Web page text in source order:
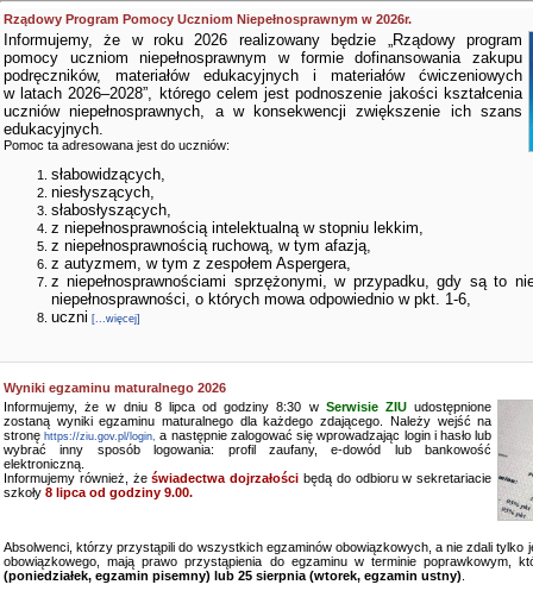
Rządowy Program Pomocy Uczniom Niepełnosprawnym w 2026r.
Informujemy, że w roku 2026 realizowany będzie „Rządowy program
pomocy uczniom niepełnosprawnym w formie dofinansowania zakupu
podręczników, materiałów edukacyjnych i materiałów ćwiczeniowych
w latach 2026–2028”, którego celem jest podnoszenie jakości kształcenia
uczniów niepełnosprawnych, a w konsekwencji zwiększenie ich szans
edukacyjnych.
Pomoc ta adresowana jest do uczniów:
słabowidzących,
niesłyszących,
słabosłyszących,
z niepełnosprawnością intelektualną w stopniu lekkim,
z niepełnosprawnością ruchową, w tym afazją,
z autyzmem, w tym z zespołem Aspergera,
z niepełnosprawnościami sprzężonymi, w przypadku, gdy są to
niepełnosprawności, o których mowa odpowiednio w pkt. 1-6,
uczni [...więcej]
Wyniki egzaminu maturalnego 2026
Informujemy, że w dniu 8 lipca od godziny 8:30 w Serwisie ZIU udostępnione
zostaną wyniki egzaminu maturalnego dla każdego zdającego. Należy wejść na
stronęhttps://ziu.gov.pl/login, a następnie zalogować się wprowadzając login i hasło lub
wybrać inny sposób logowania: profil zaufany, e-dowód lub bankowość
elektroniczną.
Informujemy również, żeświadectwa dojrzałości będą do odbioru w sekretariacie
szkoły 8 lipca od godziny 9.00.
Absolwenci, którzy przystąpili do wszystkich egzaminów obowiązkowych, a nie zdali tylko
obowiązkowego, mają prawo przystąpienia do egzaminu w terminie poprawkowym,
(poniedziałek, egzamin pisemny) lub 25 sierpnia (wtorek, egzamin ustny)